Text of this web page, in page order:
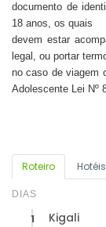
Roteiro
DIAS
1 Kigali
documento de
18 anos, os quais
devem estar
legal, ou portar
no caso de viagem
Adolescente Lei Nº